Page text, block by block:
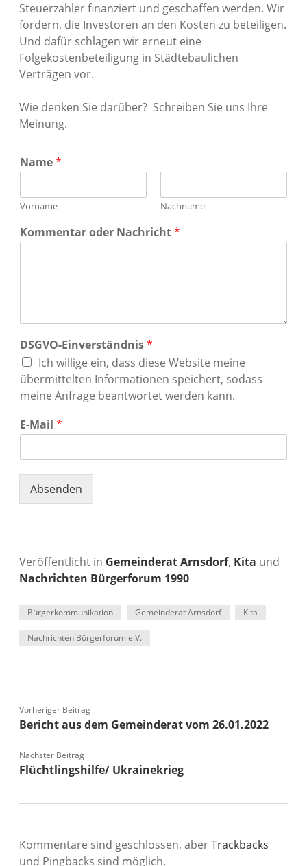
Steuerzahler finanziert und geschaffen werden. Wir
fordern, die Investoren an den Kosten zu beteiligen.
Und dafür schlagen wir erneut eine
Folgekostenbeteiligung in Städtebaulichen
Verträgen vor.
Wie denken Sie darüber? Schreiben Sie uns Ihre
Meinung.
Name*
Vorname Nachname
Kommentar oder Nachricht*
DSGVO-Einverständnis*
Ich willige ein, dass diese Website meine
übermittelten Informationen speichert, sodass
meine Anfrage beantwortet werden kann.
N
a
h
r
o
m
m
d
r
E-Mail *
Absenden
Veröffentlicht in Gemeinderat Arnsdorf, Kita und
Nachrichten Bürgerforum 1990
Bürgerkommunikation Gemeinderat Arnsdorf Kita
Nachrichten Bürgerforum e.V.
Vorheriger Beitrag
Bericht aus dem Gemeinderat vom 26.01.2022
Nächster Beitrag
Flüchtlingshilfe/ Ukrainekrieg
Kommentare sind geschlossen, aberTrackbacks
und Pingbacks sind möglich.